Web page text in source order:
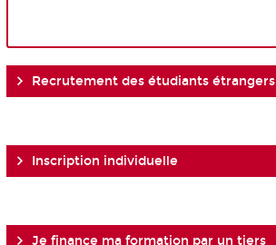
Recrutement des étudiants étrangers
Inscription individuelle
Je finance ma formation par un tiers